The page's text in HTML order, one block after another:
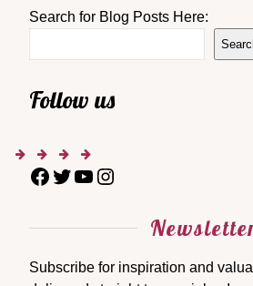
Search for Blog Posts Here:
Follow us
Subscribe for inspiration and